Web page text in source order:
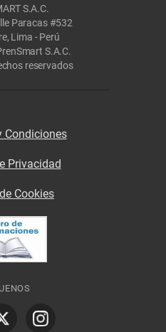
S.A.C.
Paracas #532
Lima - Perú
S.A.C.
reservados
Condiciones
Privacidad
Cookies